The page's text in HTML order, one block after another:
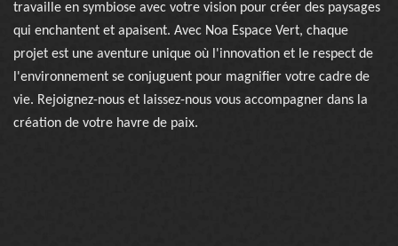
travaille en symbiose avec votre vision pour créer des paysages
qui enchantent et apaisent. Avec Noa Espace Vert, chaque
projet est une aventure unique où l'innovation et le respect de
l'environnement se conjuguent pour magnifier votre cadre de
vie. Rejoignez-nous et laissez-nous vous accompagner dans la
création de votre havre de paix.